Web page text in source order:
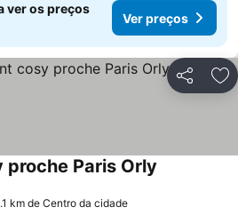
ver os preços
Ver preços
Partilhar
Paris Orly
km de Centro da cidade